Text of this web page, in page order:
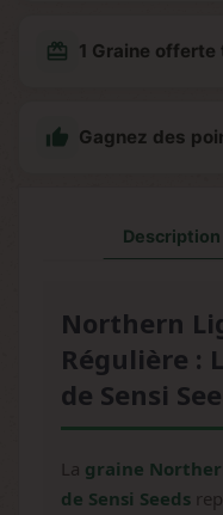
redeem 1 Graine
 Gagnez des
Description
Northern
Régulière :
de Sensi
La graine
de Sensi Seeds